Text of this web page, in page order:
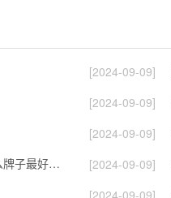
[2024-09-09]
[2024-09-09]
[2024-09-09]
除湿机哪个牌子好性价比高，除湿机什么牌子最好品质最好，除湿机品牌十大排名
[2024-09-09]
[2024-09-09]